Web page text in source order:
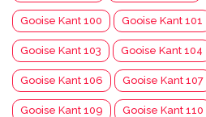
Gooise Kant 100 Gooise Kant 101
Gooise Kant 103 Gooise Kant 104
Gooise Kant 106 Gooise Kant 107
Gooise Kant 109 Gooise Kant 110